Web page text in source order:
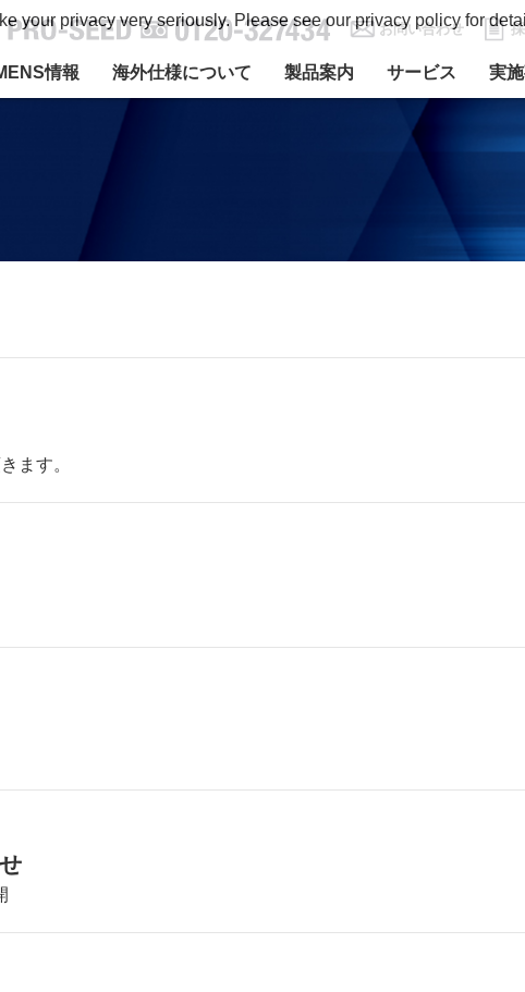
情報 海外仕様について 製品案内 サービス 実
お問い合わせ
ます。
your privacy very seriously. Please see our privacy policy for